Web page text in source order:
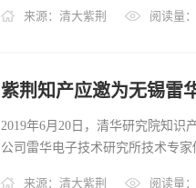
来源：清大紫荆 阅读量：
2019年6月20日，清华研究院知识
公司雷华电子技术研究所技术专
来源：清大紫荆 阅读量：